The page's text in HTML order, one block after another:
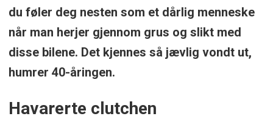
du føler deg nesten som et dårlig menneske
når man herjer gjennom grus og slikt med
disse bilene. Det kjennes så jævlig vondt ut,
humrer 40-åringen.
Havarerte clutchen